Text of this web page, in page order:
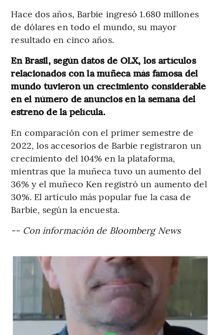
Hace dos años, Barbie ingresó 1.680 millones
de dólares en todo el mundo, su mayor
resultado en cinco años.
En Brasil, según datos de OLX, los artículos
relacionados con la muñeca más famosa del
mundo tuvieron un crecimiento considerable
en el número de anuncios en la semana del
estreno de la película.
En comparación con el primer semestre de
2022, los accesorios de Barbie registraron un
crecimiento del 104% en la plataforma,
mientras que la muñeca tuvo un aumento del
36% y el muñeco Ken registró un aumento del
30%. El artículo más popular fue la casa de
Barbie, según la encuesta.
-- Con información de Bloomberg News